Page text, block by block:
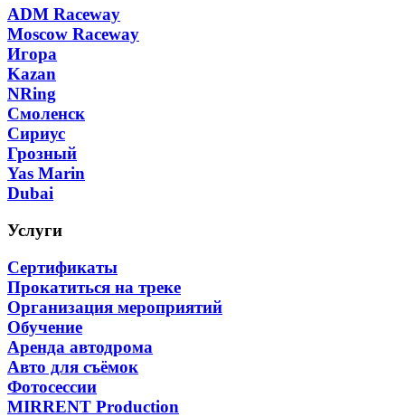
ADM Raceway
Moscow Raceway
Игора
Kazan
NRing
Смоленск
Сириус
Грозный
Yas Marin
Dubai
Услуги
Сертификаты
Прокатиться на треке
Организация мероприятий
Обучение
Аренда автодрома
Авто для съёмок
Фотосессии
MIRRENT Production